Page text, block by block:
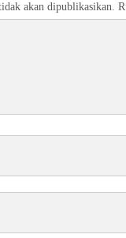
akan dipublikasikan.